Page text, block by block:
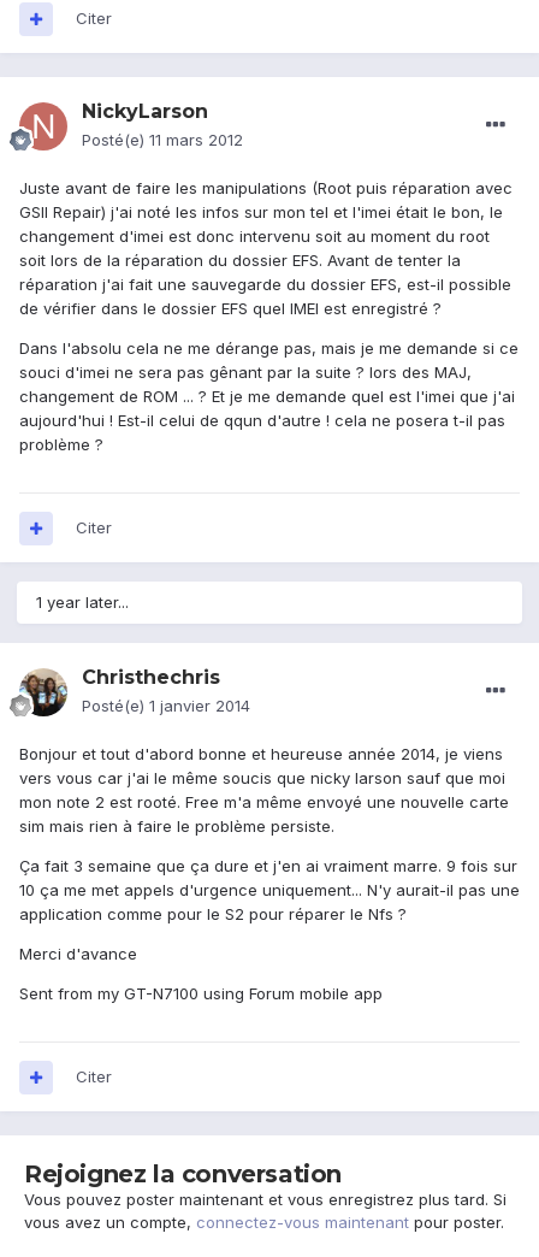
Citer
NickyLarson
Posté(e) 11 mars 2012
Juste avant de faire les manipulations (Root puis réparation avec
GSII Repair) j'ai noté les infos sur mon tel et l'imei était le bon, le
changement d'imei est donc intervenu soit au moment du root
soit lors de la réparation du dossier EFS. Avant de tenter la
réparation j'ai fait une sauvegarde du dossier EFS, est-il possible
de vérifier dans le dossier EFS quel IMEI est enregistré ?
Dans l'absolu cela ne me dérange pas, mais je me demande si ce
souci d'imei ne sera pas gênant par la suite ? lors des MAJ,
changement de ROM ... ? Et je me demande quel est l'imei que j'ai
aujourd'hui ! Est-il celui de qqun d'autre ! cela ne posera t-il pas
problème ?
Citer
1 year later...
Christhechris
Posté(e) 1 janvier 2014
Bonjour et tout d'abord bonne et heureuse année 2014, je viens
vers vous car j'ai le même soucis que nicky larson sauf que moi
mon note 2 est rooté. Free m'a même envoyé une nouvelle carte
sim mais rien à faire le problème persiste.
Ça fait 3 semaine que ça dure et j'en ai vraiment marre. 9 fois sur
10 ça me met appels d'urgence uniquement... N'y aurait-il pas une
application comme pour le S2 pour réparer le Nfs ?
Merci d'avance
Sent from my GT-N7100 using Forum mobile app
Citer
Rejoignez la conversation
Vous pouvez poster maintenant et vous enregistrez plus tard. Si
vous avez un compte, connectez-vous maintenant pour poster.